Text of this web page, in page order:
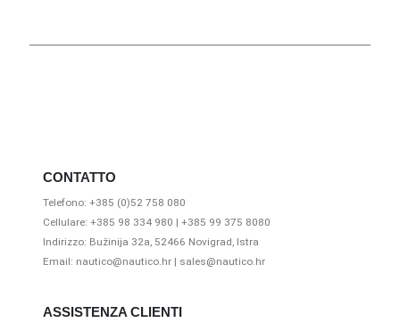
CONTATTO
Telefono: +385 (0)52 758 080
Cellulare: +385 98 334 980 | +385 99 375 8080
Indirizzo: Bužinija 32a, 52466 Novigrad, Istra
Email: nautico@nautico.hr | sales@nautico.hr
ASSISTENZA CLIENTI